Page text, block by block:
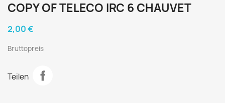
COPY OF TELECO IRC 6 CHAUVET
2,00 €
Bruttopreis
Teilen